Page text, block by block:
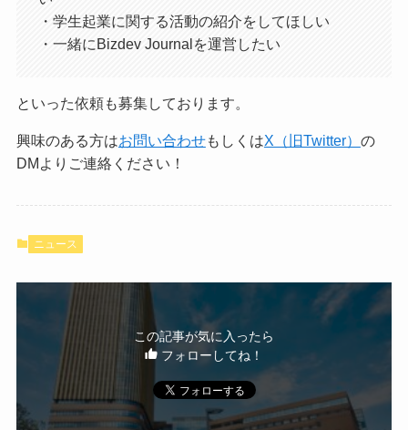
・学生起業に関する活動の紹介をしてほしい
・一緒にBizdev Journalを運営したい
といった依頼も募集しております。
興味のある方はお問い合わせもしくはX（旧Twitter） の
DMよりご連絡ください！
ニュース
この記事が気に入ったら
フォローしてね！